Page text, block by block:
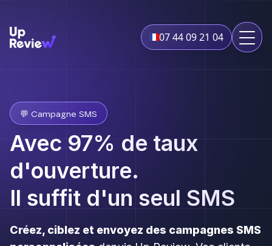
07 44 09 21 04
💬 Campagne SMS
Avec 97% de taux
d'ouverture.
Il suffit d'un seul SMS
Créez, ciblez et envoyez des campagnes SMS